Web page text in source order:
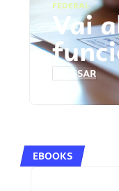
FEDERAL
Vai
ACESSAR
EBOOKS